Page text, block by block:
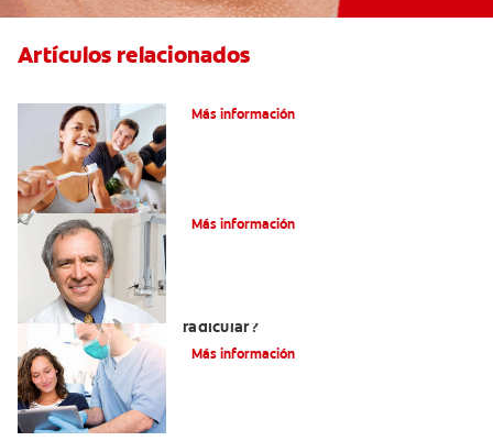
Artículos relacionados
Más información
Más información
radicular?
Más información